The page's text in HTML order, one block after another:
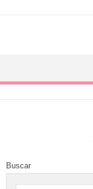
Buscar